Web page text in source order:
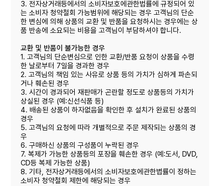
3. 전자상거래등에서의 소비자보호에관한법률에 규정되어 있
는 소비자 청약철회 가능범위에 해당되는 경우 고객님의 단순
한 변심에 의해 상품의 교환 및 반품을 요청하시는 경우에는 상
품 반송에 소요되는 비용을 고객님이 부담하셔야 합니다.
교환 및 반품이 불가능한 경우
1. 고객님의 단순변심으로 인한 교환/반품 요청이 상품을 수령
한 날로부터 7일을 경과한 경우
2. 고객님의 책임 있는 사유로 상품 등의 가치가 심하게 파손되
거나 훼손된 경우
3. 시간이 경과되어 재판매가 곤란할 정도로 상품등의 가치가
상실된 경우 (예:신선식품 등)
4. 배송된 상품이 하자없음을 확인한 후 설치가 완료된 상품의
경우
5. 고객님의 요청에 따라 개별적으로 주문 제작되는 상품의 경
우
6. 구매하신 상품의 구성품이 누락된 경우
7. 복제가 가능한 상품등의 포장을 훼손한 경우 (예:도서, DVD,
CD등 복제 가능한 상품)
8. 기타, 전자상거래등에서의 소비자보호에관한볍률이 정하는
소비자 청약철회 제한에 해당되는 경우